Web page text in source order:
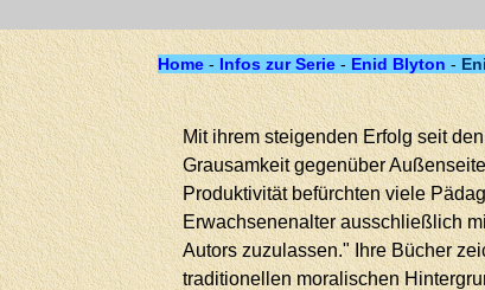
Home - Infos zur Serie - Enid Blyton -
Mit ihrem steigenden Erfolg seit
Grausamkeit gegenüber
Produktivität befürchten viele
Erwachsenenalter ausschließlich
Autors zuzulassen." Ihre Bücher
traditionellen moralischen